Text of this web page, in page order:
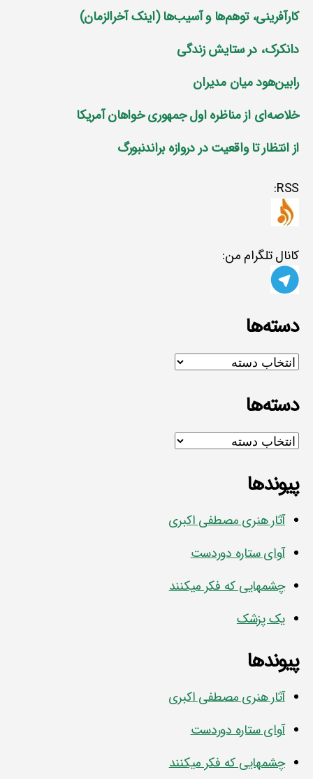
کارآفرینی، توهم‌ها و آسیب‌ها (اینک آخرالزمان)
دانکرک، در ستایش زندگی
رابین‌هود میان مدیران
خلاصه‌ای از مناظره اول جمهوری خواهان آمریکا
از انتظار تا واقعیت در دروازه براندنبورگ
RSS:
کانال تلگرام من:
دسته‌ها
دسته‌ها
دسته‌ها
دسته‌ها
پیوندها
آثار هنری مصطفی اکبری
آوای ستاره دوردست
چشمهایی که فکر میکنند
یک پزشک
پیوندها
آثار هنری مصطفی اکبری
آوای ستاره دوردست
چشمهایی که فکر میکنند